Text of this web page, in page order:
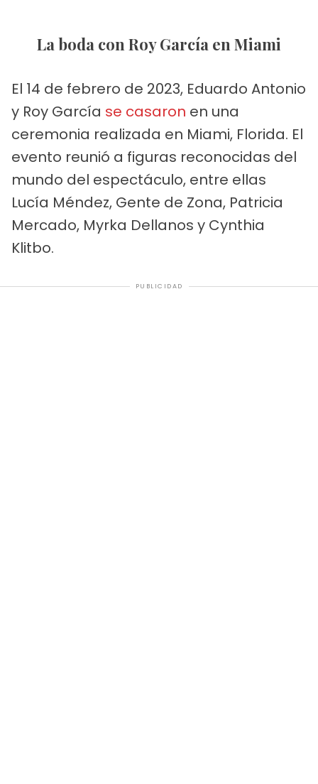
La boda con Roy García en Miami
El 14 de febrero de 2023, Eduardo Antonio
y Roy García se casaron en una
ceremonia realizada en Miami, Florida. El
evento reunió a figuras reconocidas del
mundo del espectáculo, entre ellas
Lucía Méndez, Gente de Zona, Patricia
Mercado, Myrka Dellanos y Cynthia
Klitbo.
PUBLICIDAD